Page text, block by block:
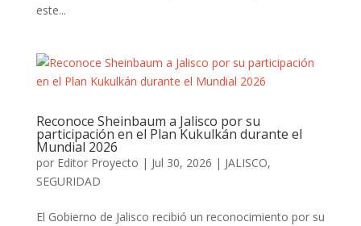
este...
Reconoce Sheinbaum a Jalisco por su
participación en el Plan Kukulkán durante el
Mundial 2026
por Editor Proyecto | Jul 30, 2026 | JALISCO,
SEGURIDAD
El Gobierno de Jalisco recibió un reconocimiento por su